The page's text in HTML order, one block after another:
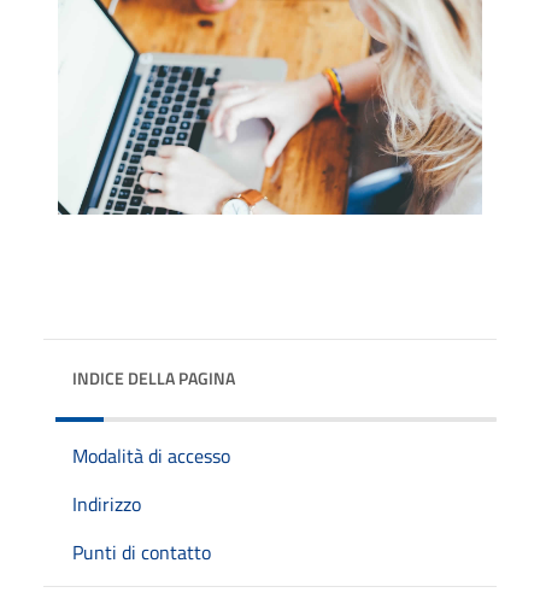
INDICE DELLA PAGINA
Modalità di accesso
Indirizzo
Punti di contatto